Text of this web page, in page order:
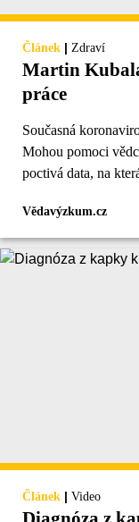
Článek | Zdraví
Martin
práce
Současná
Mohou pomoci
poctivá data, na
Vědavýzkum.cz
Článek | Video